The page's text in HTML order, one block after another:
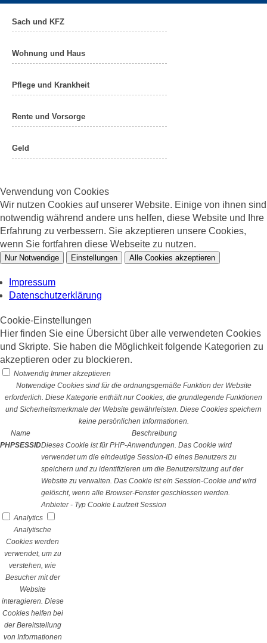
Sach und KFZ
Wohnung und Haus
Pflege und Krankheit
Rente und Vorsorge
Geld
Verwendung von Cookies
Wir nutzen Cookies auf unserer Website. Einige von ihnen sind
notwendig während andere uns helfen, diese Website und Ihre
Erfahrung zu verbessern. Sie akzeptieren unsere Cookies,
wenn Sie fortfahren diese Webseite zu nutzen.
Nur Notwendige Einstellungen Alle Cookies akzeptieren
Impressum
Datenschutzerklärung
Cookie-Einstellungen
Hier finden Sie eine Übersicht über alle verwendeten Cookies
und Skripte. Sie haben die Möglichkeit folgende Kategorien zu
akzeptieren oder zu blockieren.
Notwendig Immer akzeptieren
Notwendige Cookies sind für die ordnungsgemäße Funktion der Website
erforderlich. Diese Kategorie enthält nur Cookies, die grundlegende Funktionen
und Sicherheitsmerkmale der Website gewährleisten. Diese Cookies speichern
keine persönlichen Informationen.
Name
Beschreibung
PHPSESSIDDieses Cookie ist für PHP-Anwendungen. Das Cookie wird
verwendet um die eindeutige Session-ID eines Benutzers zu
speichern und zu identifizieren um die Benutzersitzung auf der
Website zu verwalten. Das Cookie ist ein Session-Cookie und wird
gelöscht, wenn alle Browser-Fenster geschlossen werden.
Anbieter - Typ Cookie Laufzeit Session
Analytics
Analytische
Cookies werden
verwendet, um zu
verstehen, wie
Besucher mit der
Website
interagieren. Diese
Cookies helfen bei
der Bereitstellung
von Informationen